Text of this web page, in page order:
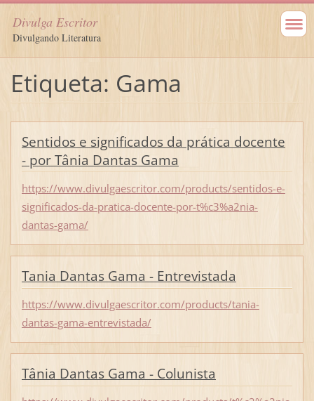
Divulga Escritor
Divulgando Literatura
Etiqueta: Gama
Sentidos e significados da prática docente
- por Tânia Dantas Gama
https://www.divulgaescritor.com/products/sentidos-e-
significados-da-pratica-docente-por-t%c3%a2nia-
dantas-gama/
Tania Dantas Gama - Entrevistada
https://www.divulgaescritor.com/products/tania-
dantas-gama-entrevistada/
Tânia Dantas Gama - Colunista